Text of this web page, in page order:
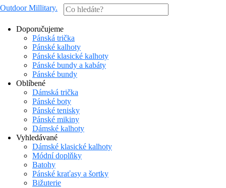
Outdoor Millitary.
Doporučujeme
Pánská trička
Pánské kalhoty
Pánské klasické kalhoty
Pánské bundy a kabáty
Pánské bundy
Oblíbené
Dámská trička
Pánské boty
Pánské tenisky
Pánské mikiny
Dámské kalhoty
Vyhledávané
Dámské klasické kalhoty
Módní doplňky
Batohy
Pánské kraťasy a šortky
Bižuterie